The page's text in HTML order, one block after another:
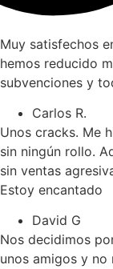
Muy satisfechos
hemos reducido
subvenciones y
Carlos R.
Unos cracks. Me
sin ningún rollo.
sin ventas
Estoy encantado
David G
Nos decidimos
unos amigos y